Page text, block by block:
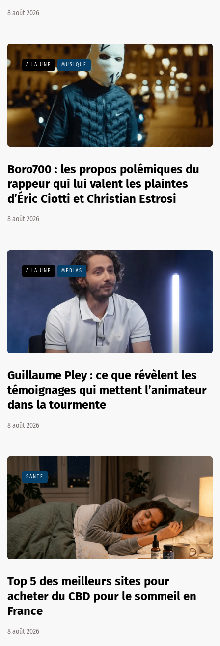
8 août 2026
A LA UNE MUSIQUE
Boro700 : les propos polémiques du
rappeur qui lui valent les plaintes
d’Éric Ciotti et Christian Estrosi
8 août 2026
A LA UNE MÉDIAS
Guillaume Pley : ce que révèlent les
témoignages qui mettent l’animateur
dans la tourmente
8 août 2026
SANTÉ
Top 5 des meilleurs sites pour
acheter du CBD pour le sommeil en
France
8 août 2026